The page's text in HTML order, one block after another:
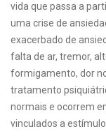
vida que passa a
uma crise de
exacerbado de
falta de ar, tremor,
formigamento, dor
tratamento
normais e ocorrem
vinculados a